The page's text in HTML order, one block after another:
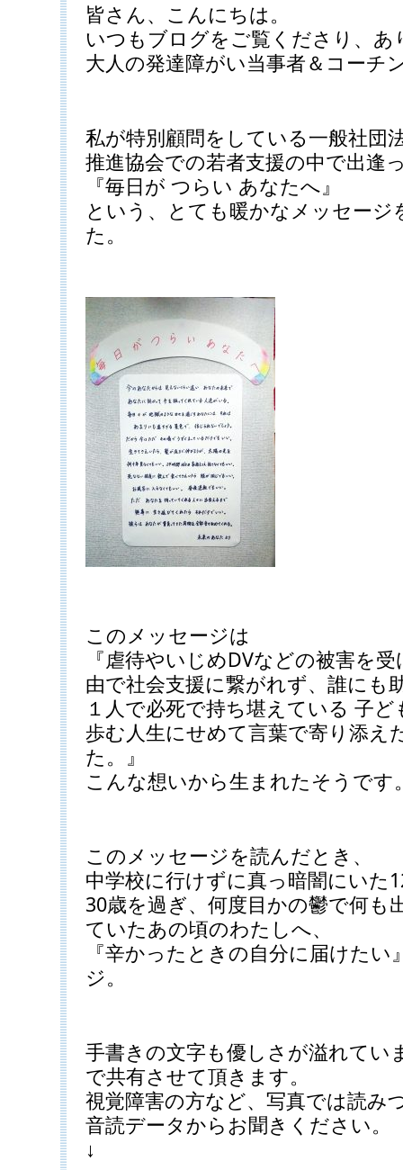
皆さん、こんにちは。
いつもブログをご覧くださり、
大人の発達障がい当事者＆コーチ
私が特別顧問をしている一般社団
推進協会での若者支援の中で出逢
『毎日が つらい あなたへ』
という、とても暖かなメッセー
た。
このメッセージは
『虐待やいじめDVなどの被害を
由で社会支援に繋がれず、誰にも
１人で必死で持ち堪えている 子
歩む人生にせめて言葉で寄り添え
た。』
こんな想いから生まれたそうです
このメッセージを読んだとき、
中学校に行けずに真っ暗闇にいた
30歳を過ぎ、何度目かの鬱で何も
ていたあの頃のわたしへ、
『辛かったときの自分に届けた
ジ。
手書きの文字も優しさが溢れてい
で共有させて頂きます。
視覚障害の方など、写真では読み
音読データからお聞きください。
↓